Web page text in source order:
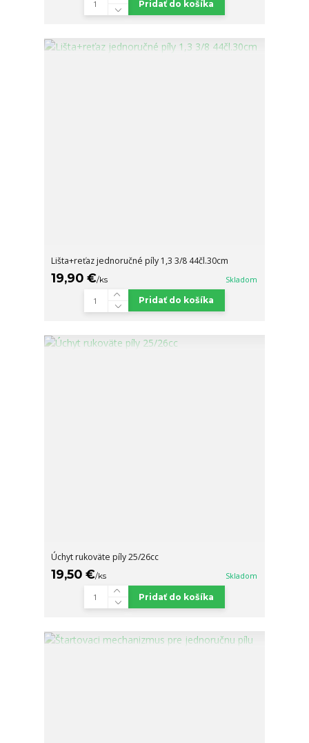
Pridať do košíka
Lišta+reťaz jednoručné píly 1,3 3/8 44čl.30cm
19,90 €/ks Skladom
Pridať do košíka
Úchyt rukoväte píly 25/26cc
19,50 €/ks Skladom
Pridať do košíka